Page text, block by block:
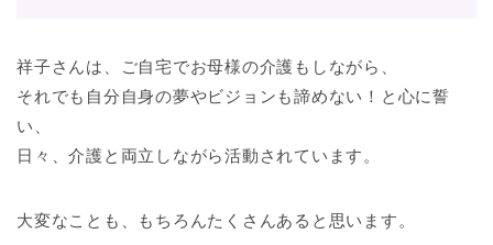
祥子さんは、ご自宅でお母様の介護もしながら、
それでも自分自身の夢やビジョンも諦めない！と心に誓
い、
日々、介護と両立しながら活動されています。
大変なことも、もちろんたくさんあると思います。